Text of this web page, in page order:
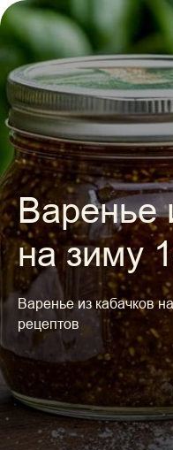
Варенье
на зиму
Варенье из кабачков
рецептов